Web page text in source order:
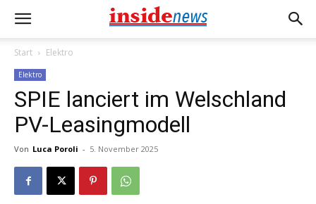
Start Elektro
Elektro
SPIE lanciert im Welschland
PV-Leasingmodell
Von Luca Poroli - 5. November 2025